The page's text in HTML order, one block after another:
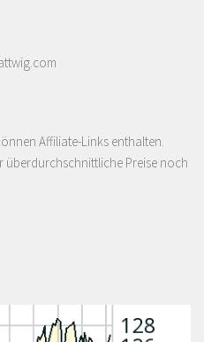
Affiliate-Links enthalten.
überdurchschnittliche Preise noch